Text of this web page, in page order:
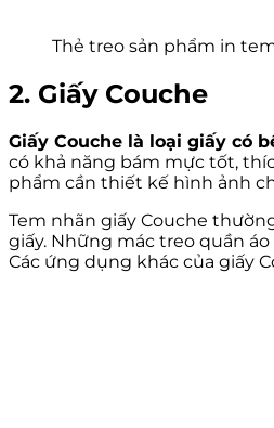
Thẻ treo sản phẩm in
2. Giấy Couche
Giấy Couche là loại giấy có
có khả năng bám mực tốt,
phẩm cần thiết kế hình ảnh
Tem nhãn giấy Couche
giấy. Những mác treo quần
Các ứng dụng khác của giấy